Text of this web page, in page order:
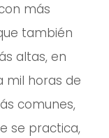
más
también
altas, en
mil horas de
comunes,
se practica,